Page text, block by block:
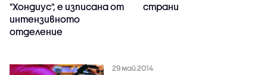
"Хондиус", е изписана от
интензивното
отделение
страни
29 май 2014